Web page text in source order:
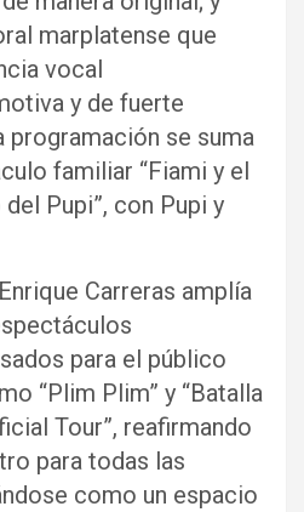
marplatense que
vocal
y de fuerte
programación se suma
familiar “Fiami y el
Pupi”, con Pupi y
Carreras amplía
para el público
“Plim Plim” y “Batalla
Tour”, reafirmando
para todas las
como un espacio